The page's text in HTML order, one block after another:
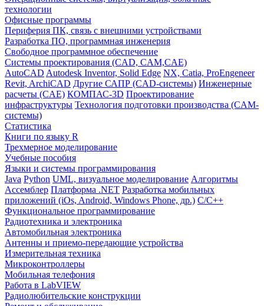
технологии
Офисные программы
Периферия ПК, связь с внешними устройствами
Разработка ПО, программная инженерия
Свободное программное обеспечение
Системы проектирования (CAD, CAM,CAE)
AutoCAD Autodesk Inventor, Solid Edge NX, Catia, ProEngeneer
Revit, ArchiCAD Другие САПР (CAD-системы) Инженерные
расчеты (CAE) КОМПАС-3D Проектирование
инфраструктуры Технология подготовки производства (CAM-
системы)
Статистика
Книги по языку R
Трехмерное моделирование
Учебные пособия
Языки и системы программирования
Java Python UML, визуальное моделирование Алгоритмы
Ассемблер Платформа .NET Разработка мобильных
приложений (iOs, Android, Windows Phone, др.) С/С++
Функциональное программирование
Радиотехника и электроника
Автомобильная электроника
Антенны и приемо-передающие устройства
Измерительная техника
Микроконтроллеры
Мобильная телефония
Работа в LabVIEW
Радиолюбительские конструкции